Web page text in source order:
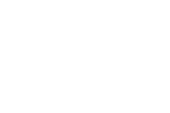
tegen stoten en weerstand
bieden extra
helpen de